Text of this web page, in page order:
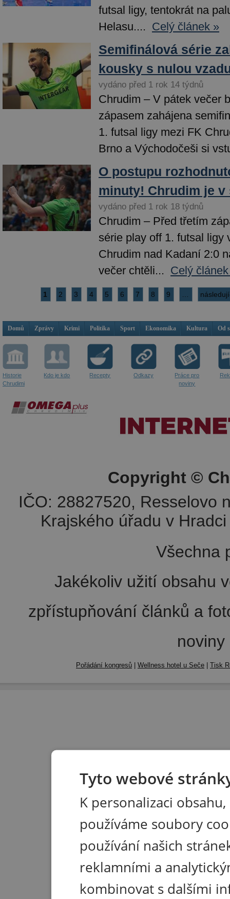
futsal ligy, tentokrát na
Helasu.... Celý článek »
Semifinálová série
kousky s nulou
vydáno před 1 rok 14 týdnů
Chrudim – V pátek večer
zápasem zahájena
1. futsal ligy mezi FK
Brno a Východočeši si
O postupu
minuty! Chrudim je v
vydáno před 1 rok 18 týdnů
Chrudim – Před třetím
série play off 1. futsal ligy
Chrudim nad Kadaní 2:0
večer chtěli... Celý
1 2 3 4 5 6 7 8 9
Domů Zprávy Krimi Politika Sport Ekonomika Kultura Od
Historie
Chrudimi
Kdo je kdo Recepty Odkazy
Práce pro
noviny
Copyright ©
IČO: 28827520, Resselovo
Krajského úřadu v
Všechna
Jakékoliv užití obsahu
zpřístupňování článků a
Pořádání kongresů | Wellness hotel u Seče | Tisk
Tyto webové
K personalizaci
používáme soubory
používání našich
reklamními a
kombinovat s dalšími